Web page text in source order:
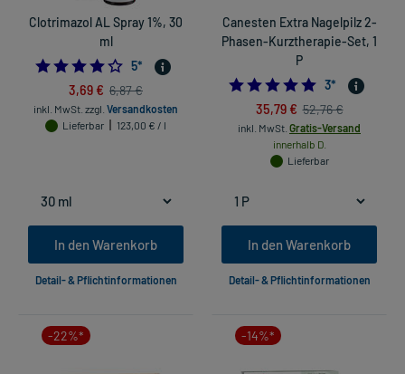
Clotrimazol AL Spray 1%, 30
ml
4.0
5*
3,69 € 6,87 €
inkl. MwSt. zzgl. Versandkosten
Lieferbar
123,00 € / l
In den Warenkorb
Detail- & Pflichtinformationen
Canesten Extra Nagelpilz 2-
Phasen-Kurztherapie-Set, 1
P
5.0
3*
35,79 € 52,76 €
inkl. MwSt. Gratis-Versand
innerhalb D.
Lieferbar
In den Warenkorb
Detail- & Pflichtinformationen
-22%* -14%*